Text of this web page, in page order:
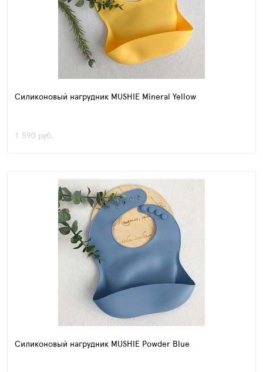
Силиконовый нагрудник MUSHIE Mineral Yellow
1 590 руб.
Силиконовый нагрудник MUSHIE Powder Blue